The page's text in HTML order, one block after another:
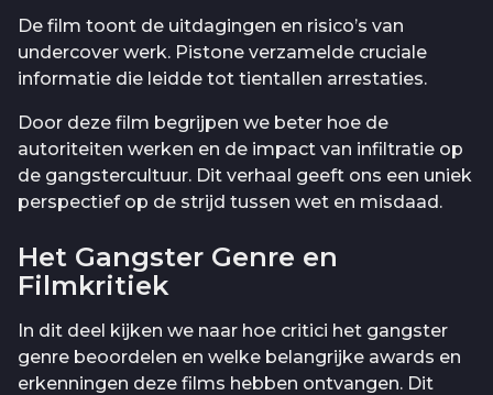
De film toont de uitdagingen en risico’s van
undercover werk. Pistone verzamelde cruciale
informatie die leidde tot tientallen arrestaties.
Door deze film begrijpen we beter hoe de
autoriteiten werken en de impact van infiltratie op
de gangstercultuur. Dit verhaal geeft ons een uniek
perspectief op de strijd tussen wet en misdaad.
Het Gangster Genre en
Filmkritiek
In dit deel kijken we naar hoe critici het gangster
genre beoordelen en welke belangrijke awards en
erkenningen deze films hebben ontvangen. Dit